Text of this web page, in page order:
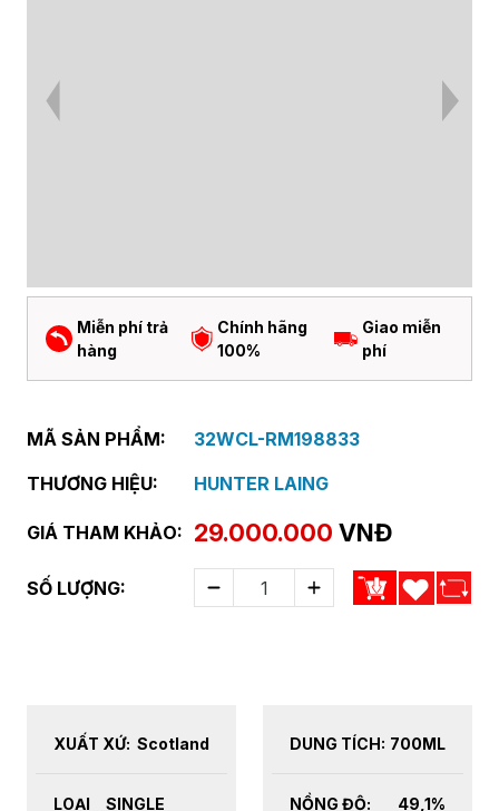
MÃ SẢN PHẨM:
32WCL-RM198833
THƯƠNG HIỆU:
HUNTER LAING
GIÁ THAM KHẢO: 29.000.000 VNĐ
SỐ LƯỢNG:
Miễn phí trả
hàng
Chính hãng
100%
Giao miễn
phí
XUẤT XỨ: Scotland
LOẠI
SINGLE
DUNG TÍCH: 700ML
NỒNG ĐỘ: 49,1%